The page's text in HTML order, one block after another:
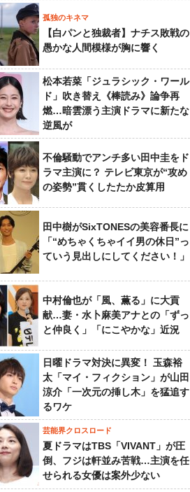
孤独のキネマ
【白パンと独裁者】ナチス敗戦の
愚かな人間模様が胸に響く
松本若菜「ジュラシック・ワール
ド」吹き替え《棒読み》論争再
燃…暗雲漂う主演ドラマに新たな
逆風が
不倫騒動でアンチ多い田中圭をド
ラマ主演に？ テレビ東京が“攻め
の姿勢”貫くしたたか皮算用
田中樹がSixTONESの美容番長に
「“めちゃくちゃイイ男の休日”っ
ていう見出しにしてください！」
中村倫也が「風、薫る」に大貢
献…妻・水卜麻美アナとの「ずっ
と仲良く」「にこやかな」近況
日曜ドラマ対決に異変！ 玉森裕
太「マイ・フィクション」が山田
涼介「一次元の挿し木」を猛追す
るワケ
芸能界クロスロード
夏ドラマはTBS「VIVANT」が圧
倒、フジは軒並み苦戦…主演を任
せられる女優は案外少ない